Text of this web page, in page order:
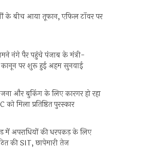
के बीच आया तूफान, एफिल टॉवर पर
नंगे पैर पहुंचे पंजाब के मंत्री-
पर शुरू हुई अहम सुनवाई
और बुकिंग के लिए कारगर हो रहा
मिला प्रतिष्ठित पुरस्कार
में अपराधियों की धरपकड़ के लिए
की SIT, छापेमारी तेज